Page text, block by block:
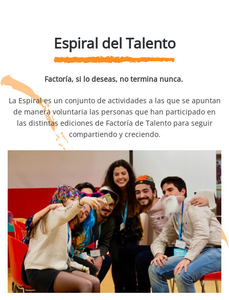
Espiral del Talento
Factoría, si lo deseas, no termina nunca.
La Espiral es un conjunto de actividades a las que se apuntan
de manera voluntaria las personas que han participado en
las distintas ediciones de Factoría de Talento para seguir
compartiendo y creciendo.